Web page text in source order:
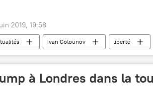
2019, 19:58
Ivan Golounov liberté
à Londres dans la